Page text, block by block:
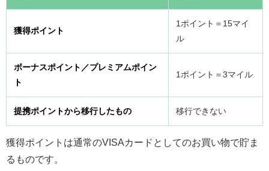
獲得ポイント
1ポイント＝15マイ
ル
ボーナスポイント／プレミアムポイン
ト
1ポイント＝3マイル
提携ポイントから移行したもの 移行できない
獲得ポイントは通常のVISAカードとしてのお買い物で貯ま
るものです。